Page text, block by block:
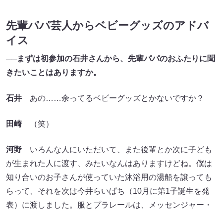
先輩パパ芸人からベビーグッズのアドバ
イス
──まずは初参加の石井さんから、先輩パパのおふたりに聞
きたいことはありますか。
石井 あの……余ってるベビーグッズとかないですか？
田崎（笑）
河野 いろんな人にいただいて、また後輩とか次に子ども
が生まれた人に渡す、みたいなんはありますけどね。僕は
知り合いのお子さんが使っていた沐浴用の湯船を譲っても
らって、それを次は今井らいぱち（10月に第1子誕生を発
表）に渡しました。服とプラレールは、メッセンジャー・